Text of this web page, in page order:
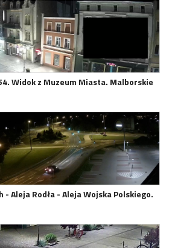
Widok z Muzeum Miasta. Malborskie
- Aleja Rodła - Aleja Wojska Polskiego.